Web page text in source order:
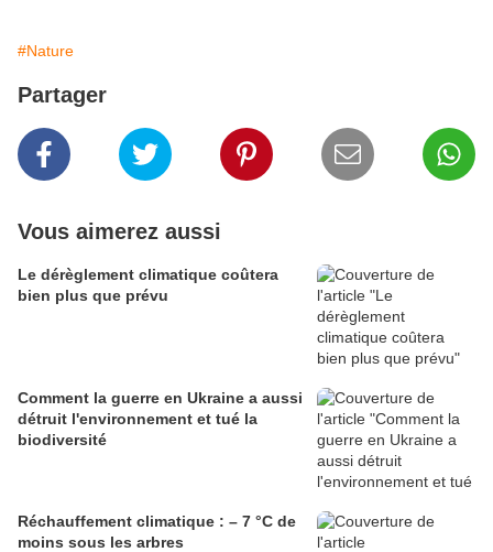
#Nature
Partager
Vous aimerez aussi
Le dérèglement climatique coûtera
bien plus que prévu
Comment la guerre en Ukraine a aussi
détruit l'environnement et tué la
biodiversité
Réchauffement climatique : – 7 °C de
moins sous les arbres